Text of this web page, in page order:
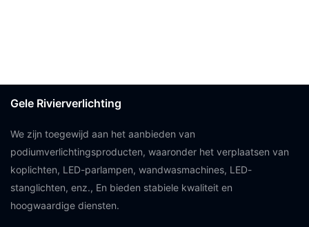
Gele Rivierverlichting
We zijn toegewijd aan het aanbieden van
podiumverlichtingsproducten, waaronder het verplaatsen van
koplichten, LED-parlampen, wandwasmachines, LED-
stanglichten, enz., En bieden stabiele kwaliteit en
hoogwaardige diensten.